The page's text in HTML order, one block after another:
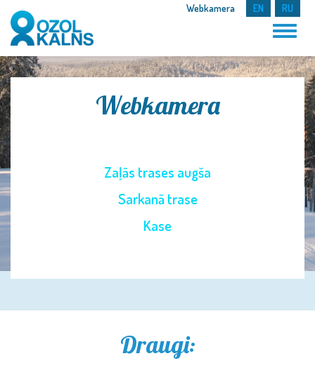
Webkamera EN RU
Webkamera
Zaļās trases augša
Sarkanā trase
Kase
Draugi: